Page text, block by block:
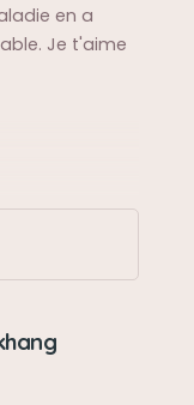
en a
Je t'aime